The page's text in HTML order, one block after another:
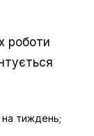
роботи
тиждень;